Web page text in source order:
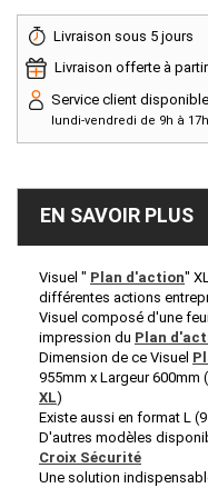
Livraison sous 5 jours
Livraison offerte à
Service client disponible
lundi-vendredi de 9h à 17h
EN SAVOIR PLUS
Visuel " Plan d'action"
différentes actions
Visuel composé d'une
impression du Plan
Dimension de ce Visuel
955mm x Largeur
XL)
Existe aussi en format L
D'autres modèles
Croix Sécurité
Une solution